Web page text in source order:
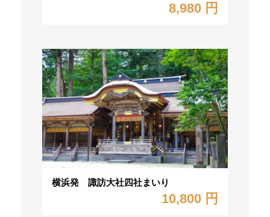
8,980 円
横浜発 諏訪大社四社まいり
10,800 円